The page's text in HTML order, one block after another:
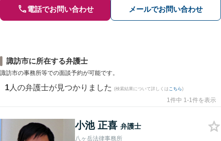
電話でお問い合わせ メールでお問い合わせ
諏訪市に所在する弁護士
諏訪市の事務所等での面談予約が可能です。
1 人の弁護士が見つかりました (検索結果について詳しくは こちら)
1件中 1-1件を表示
小池 正喜 弁護士
八ヶ岳法律事務所